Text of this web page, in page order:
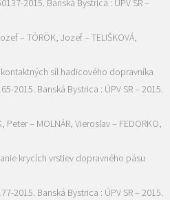
2015. Banská Bystrica : ÚPV SR –
– TÖRÖK, Jozef – TELIŠKOVÁ,
síl hadicového dopravníka
2015. Banská Bystrica : ÚPV SR – 2015.
Peter – MOLNÁR, Vieroslav – FEDORKO,
krycích vrstiev dopravného pásu
2015. Banská Bystrica : ÚPV SR – 2015.